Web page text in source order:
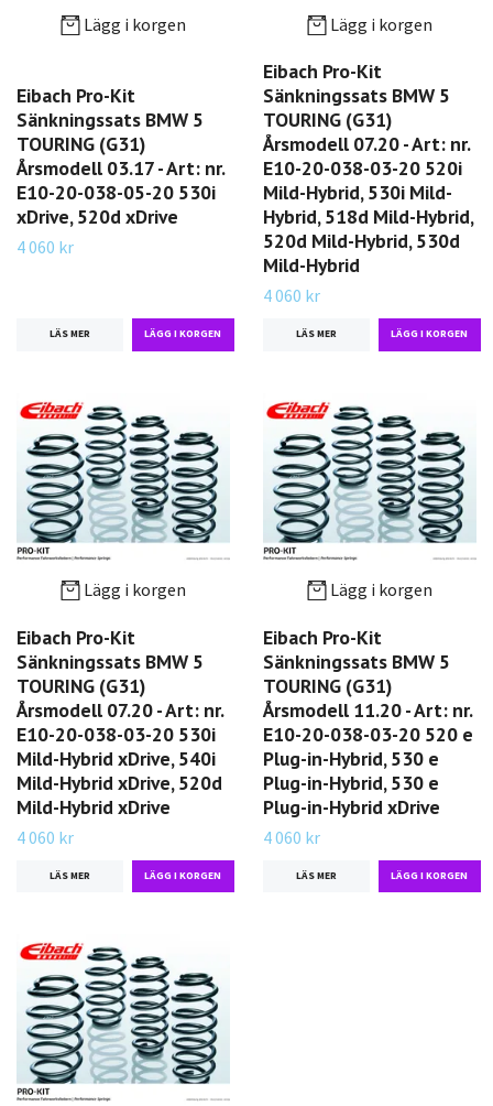
Lägg i korgen
Eibach Pro-Kit
Sänkningssats BMW 5
TOURING (G31)
Årsmodell 03.17 - Art: nr.
E10-20-038-05-20 530i
xDrive, 520d xDrive
4 060 kr
LÄS MER
Lägg i korgen
Eibach Pro-Kit
Sänkningssats BMW 5
TOURING (G31)
Årsmodell 07.20 - Art: nr.
E10-20-038-03-20 520i
Mild-Hybrid, 530i Mild-
Hybrid, 518d Mild-Hybrid,
520d Mild-Hybrid, 530d
Mild-Hybrid
4 060 kr
LÄS MER
Lägg i korgen
Eibach Pro-Kit
Sänkningssats BMW 5
TOURING (G31)
Årsmodell 07.20 - Art: nr.
E10-20-038-03-20 530i
Mild-Hybrid xDrive, 540i
Mild-Hybrid xDrive, 520d
Mild-Hybrid xDrive
4 060 kr
LÄS MER
Lägg i korgen
Eibach Pro-Kit
Sänkningssats BMW 5
TOURING (G31)
Årsmodell 11.20 - Art: nr.
E10-20-038-03-20 520 e
Plug-in-Hybrid, 530 e
Plug-in-Hybrid, 530 e
Plug-in-Hybrid xDrive
4 060 kr
LÄS MER